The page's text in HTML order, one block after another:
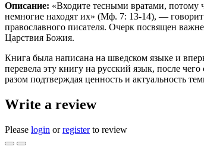
Описание: «Входите тесными вратами, потому
немногие находят их» (Мф. 7: 13-14), — говорит
православного писателя. Очерк посвящен
Царствия Божия.
Книга была написана на шведском языке и
перевела эту книгу на русский язык, после
разом подтверждая ценность и актуальность
Write a review
Please login orregisterto review